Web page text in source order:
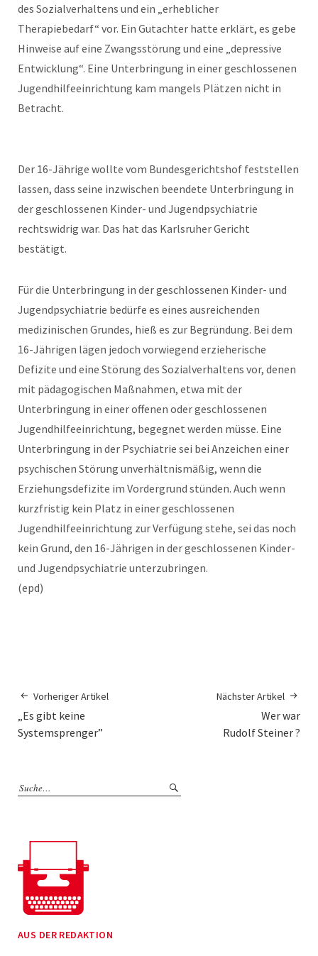
des Sozialverhaltens und ein „erheblicher
Therapiebedarf“ vor. Ein Gutachter hatte erklärt, es gebe
Hinweise auf eine Zwangsstörung und eine „depressive
Entwicklung“. Eine Unterbringung in einer geschlossenen
Jugendhilfeeinrichtung kam mangels Plätzen nicht in
Betracht.
Der 16-Jährige wollte vom Bundesgerichtshof feststellen
lassen, dass seine inzwischen beendete Unterbringung in
der geschlossenen Kinder- und Jugendpsychiatrie
rechtswidrig war. Das hat das Karlsruher Gericht
bestätigt.
Für die Unterbringung in der geschlossenen Kinder- und
Jugendpsychiatrie bedürfe es eines ausreichenden
medizinischen Grundes, hieß es zur Begründung. Bei dem
16-Jährigen lägen jedoch vorwiegend erzieherische
Defizite und eine Störung des Sozialverhaltens vor, denen
mit pädagogischen Maßnahmen, etwa mit der
Unterbringung in einer offenen oder geschlossenen
Jugendhilfeeinrichtung, begegnet werden müsse. Eine
Unterbringung in der Psychiatrie sei bei Anzeichen einer
psychischen Störung unverhältnismäßig, wenn die
Erziehungsdefizite im Vordergrund stünden. Auch wenn
kurzfristig kein Platz in einer geschlossenen
Jugendhilfeeinrichtung zur Verfügung stehe, sei das noch
kein Grund, den 16-Jährigen in der geschlossenen Kinder-
und Jugendpsychiatrie unterzubringen.
(epd)
Vorheriger Artikel
„Es gibt keine
Systemsprenger”
Nächster Artikel
Wer war
Rudolf Steiner ?
AUS DER REDAKTION